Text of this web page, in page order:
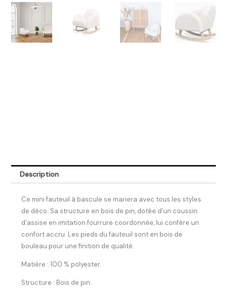
Description
Ce mini fauteuil à bascule se mariera avec tous les styles
de déco. Sa structure en bois de pin, dotée d’un coussin
d’assise en imitation fourrure coordonnée, lui confère un
confort accru. Les pieds du fauteuil sont en bois de
bouleau pour une finition de qualité.
Matière : 100 % polyester.
Structure : Bois de pin.